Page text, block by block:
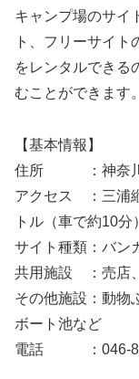
キャンプ場のサイ
ト、フリーサイ
をレンタルできる
むことができます。
【基本情報】
住所 ：神奈川
アクセス ：三浦
トル（車で約10分）
サイト種類：バン
共用施設 ：売店
その他施設：動物
ボート池など
電話 ：046-